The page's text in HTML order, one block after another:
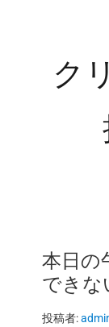
ク
本日の
できな
投稿者: